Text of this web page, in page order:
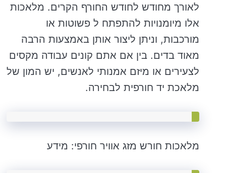
לאורך מחודש לחודש החורף הקרים. מלאכות
אלו מיומנויות להתפתח ל פשוטות או
מורכבות, וניתן ליצור אותן באמצעות הרבה
מאוד בדים. בין אם אתם קונים עבודה מקסים
לצעירים או מיזם אמנותי לאנשים, יש המון של
מלאכת יד חורפית לבחירה.
מלאכות חורש מזג אוויר חורפי: מידע